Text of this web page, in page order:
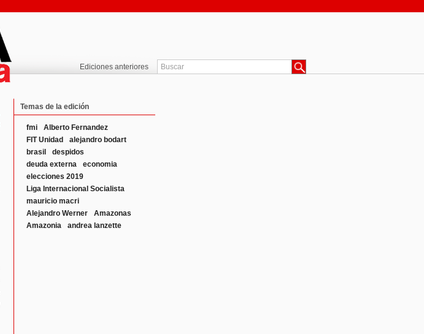
Ediciones anteriores
Temas de la edición
fmi
Alberto Fernandez
FIT Unidad
alejandro bodart
brasil
despidos
deuda externa
economia
elecciones 2019
Liga Internacional Socialista
mauricio macri
Alejandro Werner
Amazonas
Amazonia
andrea lanzette